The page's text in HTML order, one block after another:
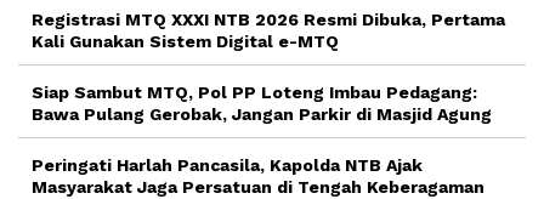
Registrasi MTQ XXXI NTB 2026 Resmi Dibuka, Pertama
Kali Gunakan Sistem Digital e-MTQ
Siap Sambut MTQ, Pol PP Loteng Imbau Pedagang:
Bawa Pulang Gerobak, Jangan Parkir di Masjid Agung
Peringati Harlah Pancasila, Kapolda NTB Ajak
Masyarakat Jaga Persatuan di Tengah Keberagaman